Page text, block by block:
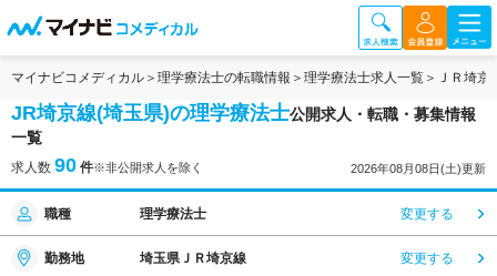
マイナビコメディカル 理学療法士の転職情報 理学療法士求人一覧 ＪＲ埼
JR埼京線(埼玉県)の理学療法士公開求人・転職・募集情報
一覧
求人数 90 件※非公開求人を除く 2026年08月08日(土)更新
職種 理学療法士 変更する
勤務地 埼玉県ＪＲ埼京線 変更する